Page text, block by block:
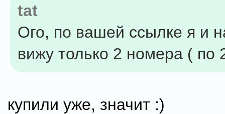
tat
Ого, по вашей ссылке я и
вижу только 2 номера ( по
купили уже, значит :)